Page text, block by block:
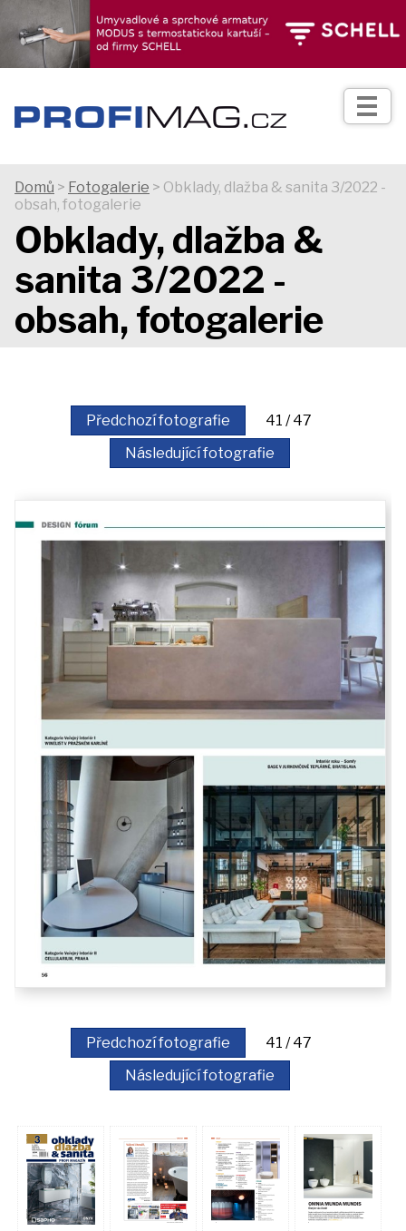
TIPY
Praxe
Fotogalerie
Produkty
Kontakt
Domů > Fotogalerie > Obklady, dlažba & sanita 3/2022 -
obsah, fotogalerie
Obklady, dlažba &
sanita 3/2022 -
obsah, fotogalerie
Předchozí fotografie
41 / 47
Následující fotografie
Předchozí fotografie
41 / 47
Následující fotografie